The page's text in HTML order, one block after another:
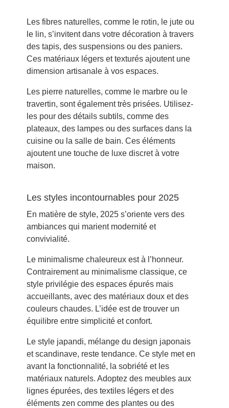
Les fibres naturelles, comme le rotin, le jute ou
le lin, s’invitent dans votre décoration à travers
des tapis, des suspensions ou des paniers.
Ces matériaux légers et texturés ajoutent une
dimension artisanale à vos espaces.
Les pierre naturelles, comme le marbre ou le
travertin, sont également très prisées. Utilisez-
les pour des détails subtils, comme des
plateaux, des lampes ou des surfaces dans la
cuisine ou la salle de bain. Ces éléments
ajoutent une touche de luxe discret à votre
maison.
Les styles incontournables pour 2025
En matière de style, 2025 s’oriente vers des
ambiances qui marient modernité et
convivialité.
Le minimalisme chaleureux est à l’honneur.
Contrairement au minimalisme classique, ce
style privilégie des espaces épurés mais
accueillants, avec des matériaux doux et des
couleurs chaudes. L’idée est de trouver un
équilibre entre simplicité et confort.
Le style japandi, mélange du design japonais
et scandinave, reste tendance. Ce style met en
avant la fonctionnalité, la sobriété et les
matériaux naturels. Adoptez des meubles aux
lignes épurées, des textiles légers et des
éléments zen comme des plantes ou des